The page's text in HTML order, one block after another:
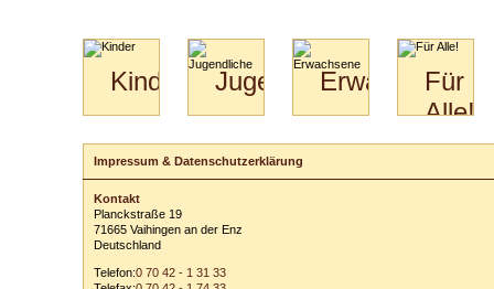
Kinder
Kids
&
Kiga-
Kids
3-
6
JugendlicheErwachsene
Specials
Paare
Für
Alle!
Download
Impressum & Datenschutzerklärung
Kontakt
Planckstraße 19
71665 Vaihingen an der Enz
Deutschland
Telefon:0 70 42 - 1 31 33